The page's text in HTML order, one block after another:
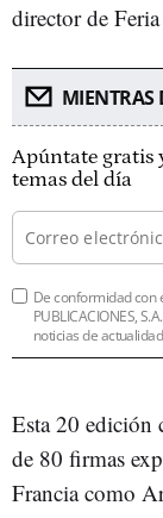
director de
MIENTRAS
Apúntate gratis
temas del día
De conformidad con
PUBLICACIONES,
noticias de
Esta 20 edición
de 80 firmas
Francia como